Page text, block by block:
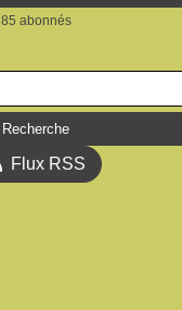
85 abonnés
Flux RSS